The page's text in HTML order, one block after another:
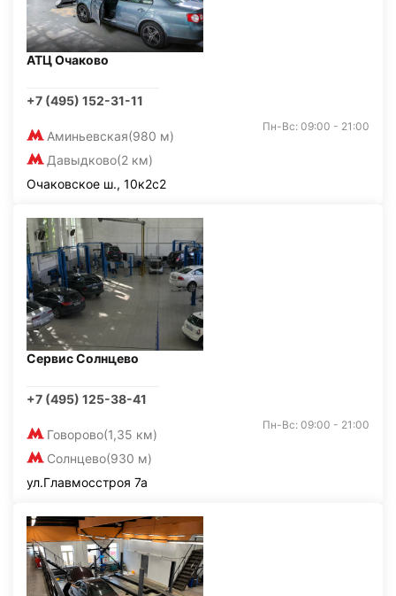
АТЦ Очаково
+7 (495) 152-31-11
Аминьевская(980 м)
Давыдково(2 км)
Пн-Вс: 09:00 - 21:00
Очаковское ш., 10к2с2
Сервис Солнцево
+7 (495) 125-38-41
Говорово(1,35 км)
Солнцево(930 м)
Пн-Вс: 09:00 - 21:00
ул.Главмосстроя 7а